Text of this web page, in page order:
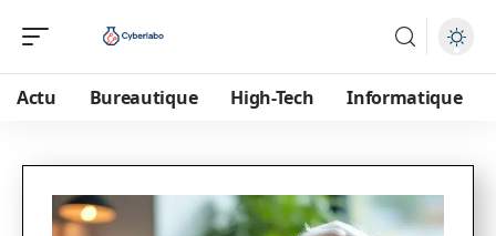
Actu Bureautique High-Tech Informatique